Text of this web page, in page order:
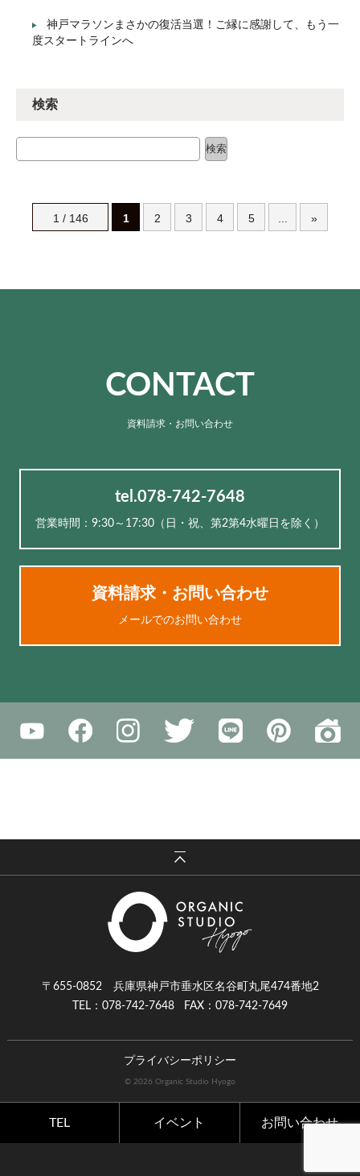
神戸マラソンまさかの復活当選！ご縁に感謝して、もう一
度スタートラインへ
検索
検索
検索
1 / 146 1 2 3 4 5 ... »
CONTACT
資料請求・お問い合わせ
tel.078-742-7648
営業時間：9:30～17:30（⽇・祝、第2第4水曜日を除く）
資料請求・お問い合わせ
メールでのお問い合わせ
〒655-0852 兵庫県神戸市垂水区名谷町丸尾474番地2
TEL：078-742-7648
FAX：078-742-7649
プライバシーポリシー
© 2026 Organic Studio Hyogo
TEL イベント お問い合わせ